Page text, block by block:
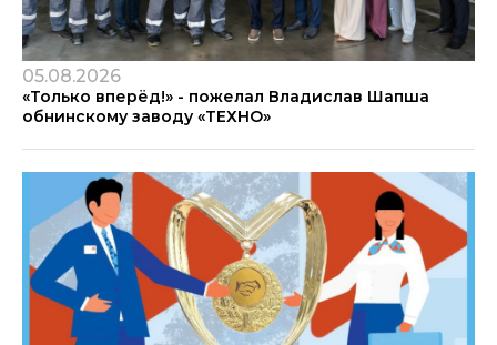
05.08.2026
«Только вперёд!» - пожелал Владислав Шапша
обнинскому заводу «ТЕХНО»